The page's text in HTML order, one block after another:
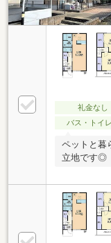
礼金なし
バス・トイ
ペットと暮
立地です◎